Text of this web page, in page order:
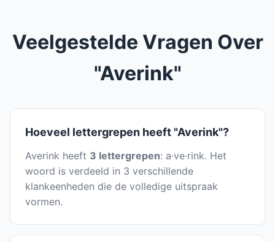
Veelgestelde Vragen Over
"Averink"
Hoeveel lettergrepen heeft "Averink"?
Averink heeft 3 lettergrepen: a·ve·rink. Het
woord is verdeeld in 3 verschillende
klankeenheden die de volledige uitspraak
vormen.